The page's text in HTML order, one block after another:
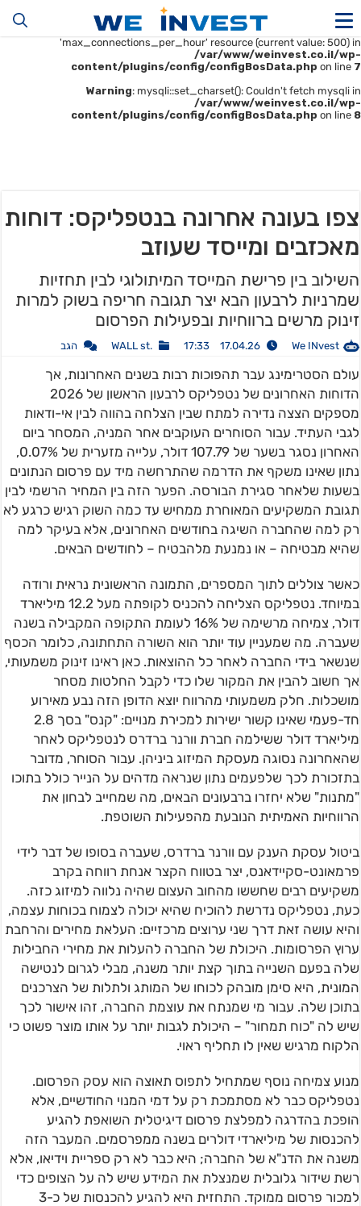
Warning
: mysqli::__construct(): (HY000/1226): User
'u414896523_maofData' has exceeded the
'max_connections_per_hour' resource (current value: 500) in
/var/www/weinvest.co.il/wp-
content/plugins/config/configBosData.php on line 7
Warning: mysqli::set_charset(): Couldn't fetch mysqli in
/var/www/weinvest.co.il/wp-
content/plugins/config/configBosData.php on line 8
צפו בעונה אחרונה בנטפליקס: דוחות
מאכזבים ומייסד שעוזב
השילוב בין פרישת המייסד המיתולוגי לבין תחזיות
שמרניות לרבעון הבא יצר תגובה חריפה בשוק למרות
זינוק מרשים ברווחיות ובפעילות הפרסום
We INvest
17.04.26 17:33
.WALL st הגב
עולם הסטרימינג עבר תהפוכות רבות בשנים האחרונות, אך
הדוחות האחרונים של נטפליקס לרבעון הראשון של 2026
מספקים הצצה נדירה למתח שבין הצלחה בהווה לבין אי-ודאות
לגבי העתיד. עבור הסוחרים העוקבים אחר המניה, המסחר ביום
האחרון נסגר בשער של 107.79 דולר, עלייה מזערית של 0.07%,
נתון שאינו משקף את הדרמה שהתרחשה מיד עם פרסום הנתונים
בשעות שלאחר סגירת הבורסה. הפער הזה בין המחיר הרשמי לבין
תגובת המשקיעים המאוחרת ממחיש עד כמה השוק רגיש כרגע לא
רק למה שהחברה השיגה בחודשים האחרונים, אלא בעיקר למה
שהיא מבטיחה – או נמנעת מלהבטיח – לחודשים הבאים.
כאשר צוללים לתוך המספרים, התמונה הראשונית נראית ורודה
במיוחד. נטפליקס הצליחה להכניס לקופתה מעל 12.2 מיליארד
דולר, צמיחה מרשימה של 16% לעומת התקופה המקבילה בשנה
שעברה. מה שמעניין עוד יותר הוא השורה התחתונה, כלומר הכסף
שנשאר בידי החברה לאחר כל ההוצאות. כאן ראינו זינוק משמעותי,
אך חשוב להבין את המקור שלו כדי לקבל החלטות מסחר
מושכלות. חלק משמעותי מהרווח יוצא הדופן הזה נבע מאירוע
חד-פעמי שאינו קשור ישירות למכירת מנויים: "קנס" בסך 2.8
מיליארד דולר ששילמה חברת וורנר ברדרס לנטפליקס לאחר
שהאחרונה נסוגה מעסקת המיזוג ביניהן. עבור הסוחר, מדובר
בתזכורת לכך שלפעמים נתון שנראה מדהים על הנייר כולל בתוכו
"מתנות" שלא יחזרו ברבעונים הבאים, מה שמחייב לבחון את
הרווחיות האמיתית הנובעת מהפעילות השוטפת.
ביטול עסקת הענק עם וורנר ברדרס, שעברה בסופו של דבר לידי
פרמאונט-סקיידאנס, יצר בטווח הקצר אנחת רווחה בקרב
משקיעים רבים שחששו מהחוב העצום שהיה נלווה למיזוג כזה.
כעת, נטפליקס נדרשת להוכיח שהיא יכולה לצמוח בכוחות עצמה,
והיא עושה זאת דרך שני ערוצים מרכזיים: העלאת מחירים והרחבת
ערוץ הפרסומות. היכולת של החברה להעלות את מחירי החבילות
שלה בפעם השנייה בתוך קצת יותר משנה, מבלי לגרום לנטישה
המונית, היא סימן מובהק לכוחו של המותג ולתלות של הצרכנים
בתוכן שלה. עבור מי שמנתח את עוצמת החברה, זהו אישור לכך
שיש לה "כוח תמחור" – היכולת לגבות יותר על אותו מוצר פשוט כי
הלקוח מרגיש שאין לו תחליף ראוי.
מנוע צמיחה נוסף שמתחיל לתפוס תאוצה הוא עסק הפרסום.
נטפליקס כבר לא מסתמכת רק על דמי המנוי החודשיים, אלא
הופכת בהדרגה למפלצת פרסום דיגיטלית השואפת להגיע
להכנסות של מיליארדי דולרים בשנה ממפרסמים. המעבר הזה
משנה את הדנ"א של החברה; היא כבר לא רק ספריית וידיאו, אלא
רשת שידור גלובלית שמנצלת את המידע שיש לה על הצופים כדי
למכור פרסום ממוקד. התחזית היא להגיע להכנסות של כ-3